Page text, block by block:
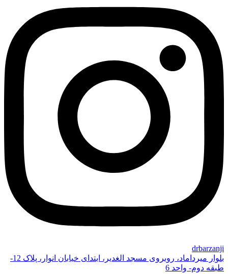
drbarzanji
بلوار میرداماد، روبروی مسجد الغدیر، ابتدای خیابان انوار، پلاک 12-
طبقه دوم- واحد 6